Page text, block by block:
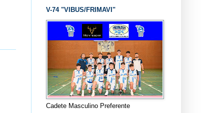
V-74 "VIBUS/FRIMAVI"
Cadete Masculino Preferente